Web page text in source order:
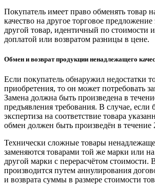
Покупатель имеет право обменять товар
качество на другое торговое предложение
другой товар, идентичный по стоимости
доплатой или возвратом разницы в цене.
Обмен и возврат продукции ненадлежащего
Если покупатель обнаружил недостатки
приобретения, то он может потребовать
Замена должна быть произведена в
предъявления требования. В случае, если
экспертиза на соответствие товара
обмен должен быть произведён в течение
Технически сложные товары
заменяются товарами той же марки или
другой марки с перерасчётом стоимости.
производится путем аннулирования
и возврата суммы в размере стоимости